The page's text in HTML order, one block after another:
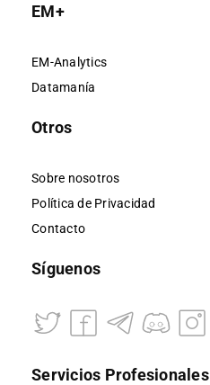
EM+
EM-Analytics
Datamanía
Otros
Sobre nosotros
Política de Privacidad
Contacto
Síguenos
Servicios Profesionales